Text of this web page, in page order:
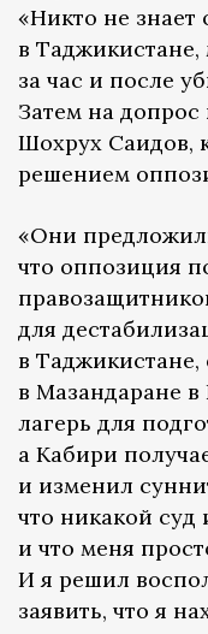
«Никто не
в
за час и после
Затем на
Шохрух Саидов,
решением
«Они
что оппозиция
для
в
в Мазандаране
лагерь для
а Кабири
и изменил
что никакой суд
и что меня
И я решил
заявить, что я